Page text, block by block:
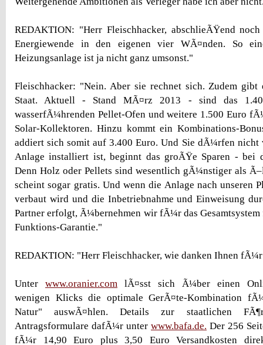
REDAKTION: "Herr Fleischhacker, abschlieÃŸend
Energiewende in den eigenen vier WÃ¤nden. So
Heizungsanlage ist ja nicht ganz umsonst."
Fleischhacker: "Nein. Aber sie rechnet sich. Zudem
Staat. Aktuell - Stand MÃ¤rz 2013 - sind das
wasserfÃ¼hrenden Pellet-Ofen und weitere 1.500 Euro
Solar-Kollektoren. Hinzu kommt ein Kombinations-
addiert sich somit auf 3.400 Euro. Und Sie dÃ¼rfen nicht
Anlage installiert ist, beginnt das groÃŸe Sparen - bei
Denn Holz oder Pellets sind wesentlich gÃ¼nstiger als
scheint sogar gratis. Und wenn die Anlage nach unseren
verbaut wird und die Inbetriebnahme und Einweisung
Partner erfolgt, Ã¼bernehmen wir fÃ¼r das
Funktions-Garantie."
REDAKTION: "Herr Fleischhacker, wie danken Ihnen
Unter www.oranier.com lÃ¤sst sich Ã¼ber einen
wenigen Klicks die optimale GerÃ¤te-Kombination
Natur" auswÃ¤hlen. Details zur staatlichen
Antragsformulare dafÃ¼r unter www.bafa.de. Der 256
fÃ¼r 14,90 Euro plus 3,50 Euro Versandkosten